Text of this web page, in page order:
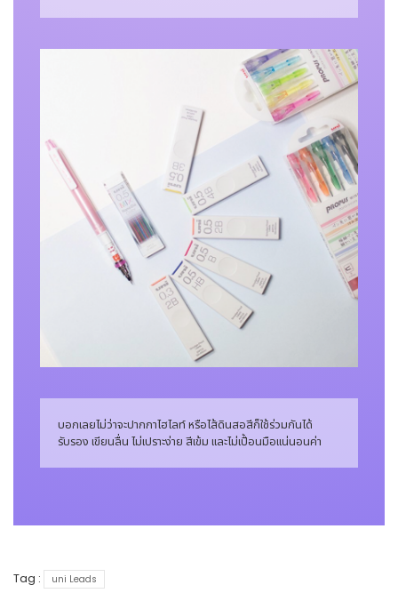
บอกเลยไม่ว่าจะปากกาไฮไลท์ หรือไส้ดินสอสีก็ใช้ร่วมกันได้
รับรอง เขียนลื่น ไม่เปราะง่าย สีเข้ม และไม่เปื้อนมือแน่นอนค่า
Tag : uni Leads